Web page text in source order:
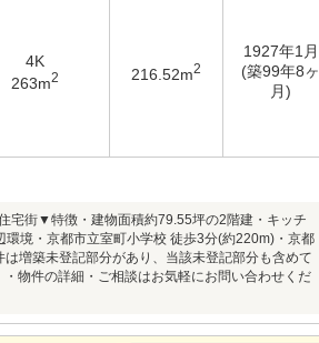
4K
263m2 216.52m2
1927年1月
(築99年8ヶ
月)
宅街▼特徴・建物面積約79.55坪の2階建・キッチ
境・京都市立室町小学校 徒歩3分(約220m)・京都
増築未登記部分があり、当該未登記部分も含めて
件の詳細・ご相談はお気軽にお問い合わせくだ